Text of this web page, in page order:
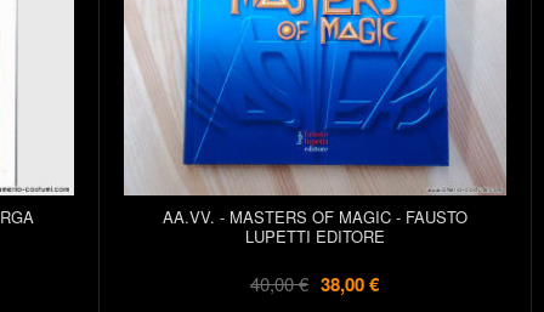
AA.VV. - MASTERS OF MAGIC - FAUSTO
LUPETTI EDITORE
40,00 € 38,00 €